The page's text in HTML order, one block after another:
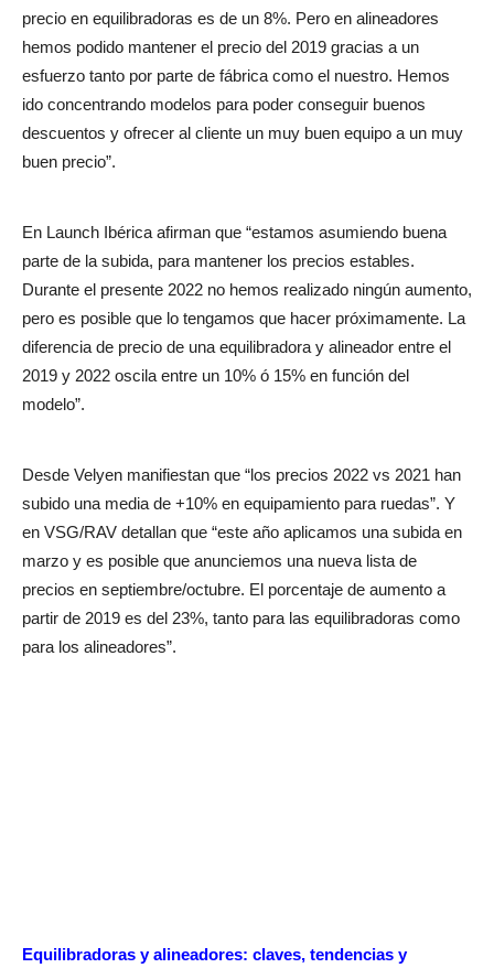
precio en equilibradoras es de un 8%. Pero en alineadores
hemos podido mantener el precio del 2019 gracias a un
esfuerzo tanto por parte de fábrica como el nuestro. Hemos
ido concentrando modelos para poder conseguir buenos
descuentos y ofrecer al cliente un muy buen equipo a un muy
buen precio”.
En Launch Ibérica afirman que “estamos asumiendo buena
parte de la subida, para mantener los precios estables.
Durante el presente 2022 no hemos realizado ningún aumento,
pero es posible que lo tengamos que hacer próximamente. La
diferencia de precio de una equilibradora y alineador entre el
2019 y 2022 oscila entre un 10% ó 15% en función del
modelo”.
Desde Velyen manifiestan que “los precios 2022 vs 2021 han
subido una media de +10% en equipamiento para ruedas”. Y
en VSG/RAV detallan que “este año aplicamos una subida en
marzo y es posible que anunciemos una nueva lista de
precios en septiembre/octubre. El porcentaje de aumento a
partir de 2019 es del 23%, tanto para las equilibradoras como
para los alineadores”.
Equilibradoras y alineadores: claves, tendencias y